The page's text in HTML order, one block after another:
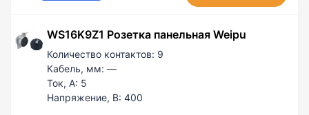
WS16K9Z1 Розетка панельная Weipu
Количество контактов: 9
Кабель, мм: —
Ток, А: 5
Напряжение, В: 400